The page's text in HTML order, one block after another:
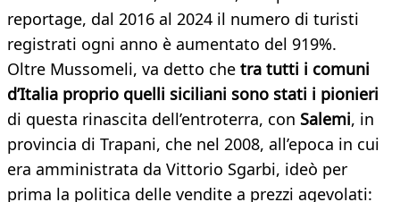
reportage, dal 2016 al 2024 il numero di turisti
registrati ogni anno è aumentato del 919%.
Oltre Mussomeli, va detto che tra tutti i comuni
d’Italia proprio quelli siciliani sono stati i pionieri
di questa rinascita dell’entroterra, con Salemi, in
provincia di Trapani, che nel 2008, all’epoca in cui
era amministrata da Vittorio Sgarbi, ideò per
prima la politica delle vendite a prezzi agevolati: